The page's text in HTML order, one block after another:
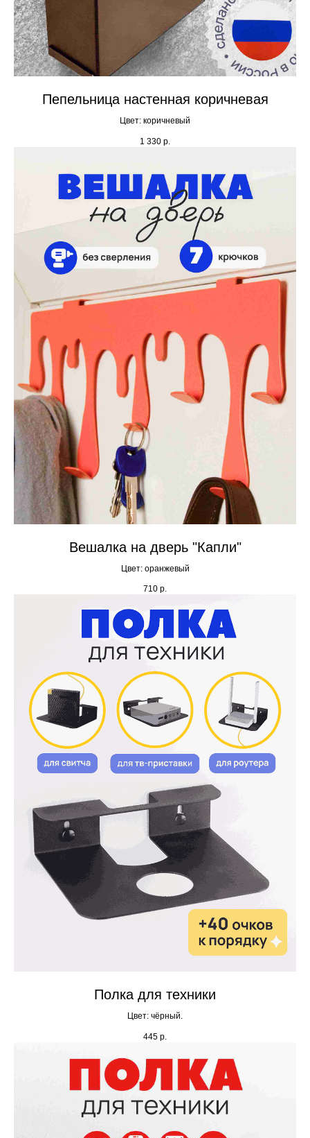
Пепельница настенная коричневая
Цвет: коричневый
1 330 р.
Вешалка на дверь "Капли"
Цвет: оранжевый
710 р.
Полка для техники
Цвет: чёрный.
445 р.